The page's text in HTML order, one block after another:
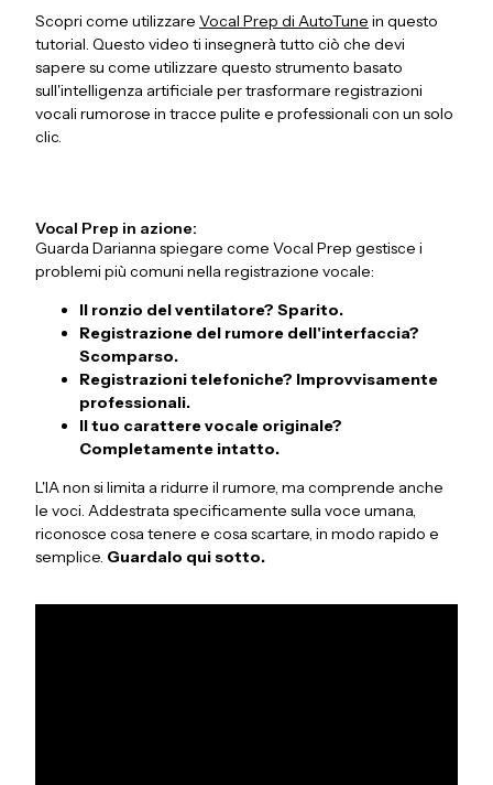
Scopri come utilizzare Vocal Prep di AutoTune in questo
tutorial. Questo video ti insegnerà tutto ciò che devi
sapere su come utilizzare questo strumento basato
sull'intelligenza artificiale per trasformare registrazioni
vocali rumorose in tracce pulite e professionali con un solo
clic.
Vocal Prep in azione:
Guarda Darianna spiegare come Vocal Prep gestisce i
problemi più comuni nella registrazione vocale:
Il ronzio del ventilatore? Sparito.
Registrazione del rumore dell'interfaccia?
Scomparso.
Registrazioni telefoniche? Improvvisamente
professionali.
Il tuo carattere vocale originale?
Completamente intatto.
L'IA non si limita a ridurre il rumore, ma comprende anche
le voci. Addestrata specificamente sulla voce umana,
riconosce cosa tenere e cosa scartare, in modo rapido e
semplice. Guardalo qui sotto.